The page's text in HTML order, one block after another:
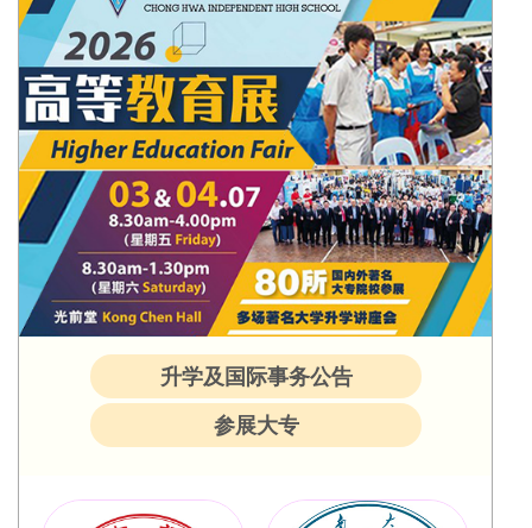
升学及国际事务公告
参展大专